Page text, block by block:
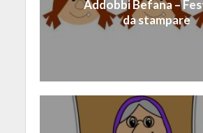
Addobbi Befana –
da stampare